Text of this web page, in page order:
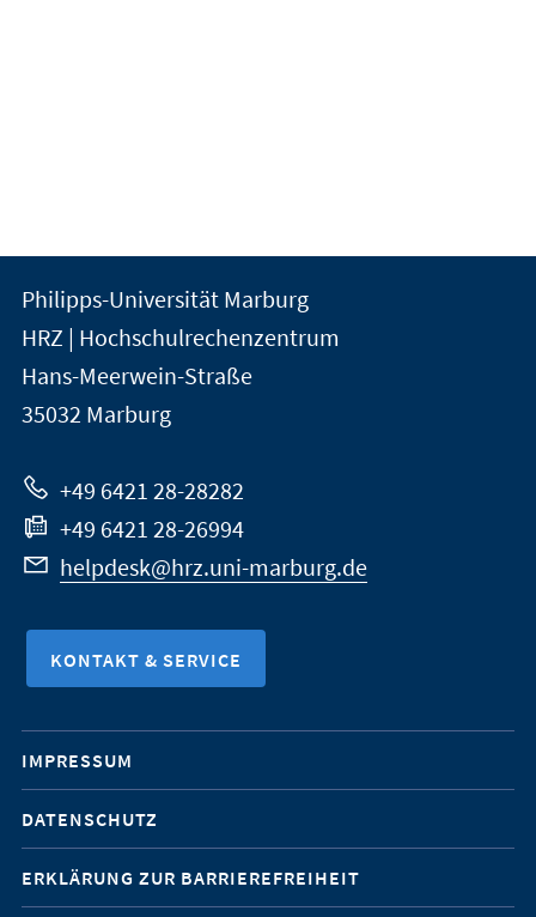
Kontakt
und
Informationen
zur
Website
der
Universität
Marburg
Philipps-Universität Marburg
HRZ | Hochschulrechenzentrum
Hans-Meerwein-Straße
35032 Marburg
+49 6421 28-28282
+49 6421 28-26994
helpdesk@hrz.uni-marburg.de
KONTAKT & SERVICE
Mobile-
Service-
Navigation
IMPRESSUM
DATENSCHUTZ
ERKLÄRUNG ZUR BARRIEREFREIHEIT